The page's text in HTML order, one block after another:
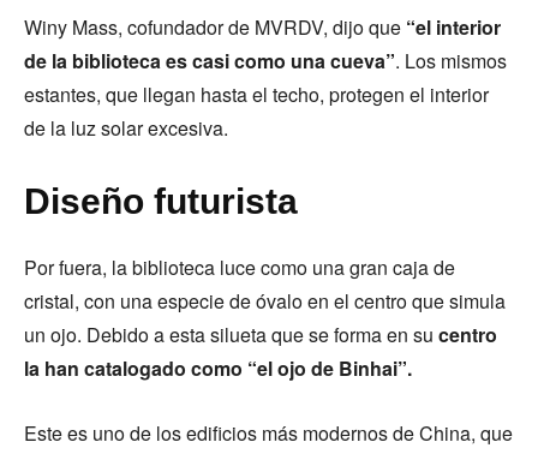
Winy Mass, cofundador de MVRDV, dijo que “el interior
de la biblioteca es casi como una cueva”. Los mismos
estantes, que llegan hasta el techo, protegen el interior
de la luz solar excesiva.
Diseño futurista
Por fuera, la biblioteca luce como una gran caja de
cristal, con una especie de óvalo en el centro que simula
un ojo. Debido a esta silueta que se forma en su centro
la han catalogado como “el ojo de Binhai”.
Este es uno de los edificios más modernos de China, que